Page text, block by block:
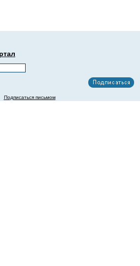
Подписаться письмом